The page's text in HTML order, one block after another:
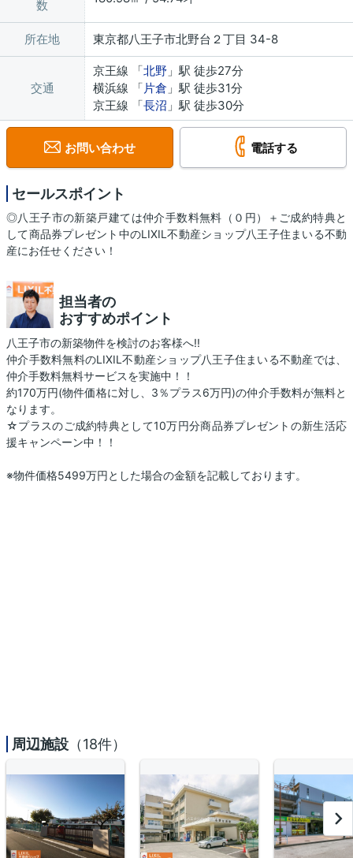
数
所在地 東京都八王子市北野台２丁目 34-8
交通
京王線 「北野 」駅 徒歩27分
横浜線 「片倉 」駅 徒歩31分
京王線 「長沼 」駅 徒歩30分
お問い合わせ 電話する
セールスポイント
◎八王子市の新築戸建ては仲介手数料無料（０円）＋ご成約特典と
して商品券プレゼント中のLIXIL不動産ショップ八王子住まいる不動
産にお任せください！
担当者の
おすすめポイント
八王子市の新築物件を検討のお客様へ!!
仲介手数料無料のLIXIL不動産ショップ八王子住まいる不動産では、
仲介手数料無料サービスを実施中！！
約170万円(物件価格に対し、3％プラス6万円)の仲介手数料が無料と
なります。
☆プラスのご成約特典として10万円分商品券プレゼントの新生活応
援キャンペーン中！！
※物件価格5499万円とした場合の金額を記載しております。
周辺施設 （18件）